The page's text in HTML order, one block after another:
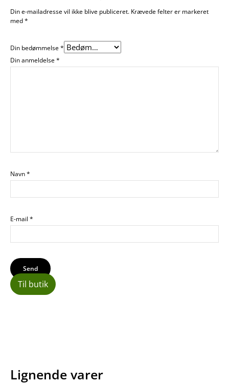
Din e-mailadresse vil ikke blive publiceret. Krævede felter er markeret
med*
Din bedømmelse*
Din anmeldelse*
Navn*
E-mail *
Til butik
Lignende varer